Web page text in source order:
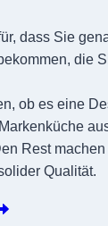
dass Sie
die
ob es eine
Rest machen
Qualität.